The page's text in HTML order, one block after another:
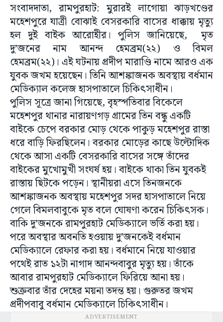
সংবাদদাতা, রামপুরহাট: মুরারই লাগোয়া ঝাড়খণ্ডের
মহেশপুরে যাত্রী বোঝাই বেসরকারি বাসের ধাক্কায় মৃত্যু
হল দুই বাইক আরোহীর। পুলিস জানিয়েছে, মৃত
দু’জনের নাম আনন্দ হেমব্রম(২২) ও বিমল
হেমব্রম(২২)। এই ঘটনায় প্রদীপ মারাণ্ডি নামে আরও এক
যুবক জখম হয়েছেন। তিনি আশঙ্কাজনক অবস্থায় বর্ধমান
মেডিক্যাল কলেজ হাসপাতালে চিকিৎসাধীন।
পুলিস সূত্রে জানা গিয়েছে, বৃহস্পতিবার বিকেলে
মহেশপুর থানার নারায়ণগড় গ্রামের তিন বন্ধু একটি
বাইকে চেপে বরকার মোড় থেকে পাকুড় মহেশপুর রাস্তা
ধরে বাড়ি ফিরছিলেন। বরকার মোড়ের কাছে উল্টোদিক
থেকে আসা একটি বেসরকারি বাসের সঙ্গে তাঁদের
বাইকের মুখোমুখী সংঘর্ষ হয়। বাইকে থাকা তিন যুবকই
রাস্তায় ছিটকে পড়েন। স্থানীয়রা এসে তিনজনকে
আশঙ্কাজনক অবস্থায় মহেশপুর সদর হাসপাতালে নিয়ে
গেলে বিমলবাবুকে মৃত বলে ঘোষণা করেন চিকিৎসক।
বাকি দু’জনকে রামপুরহাট মেডিক্যালে ভর্তি করা হয়।
পরে অবস্থার অবনতি হওয়ায় দু’জনকেই বর্ধমান
মেডিক্যালে রেফার করা হয়। বর্ধমানে নিয়ে যাওয়ার
পথেই রাত ১২টা নাগাদ আনন্দবাবুর মৃত্যু হয়। তাঁকে
আবার রামপুরহাট মেডিক্যালে ফিরিয়ে আনা হয়।
শুক্রবার তাঁর দেহের ময়না তদন্ত হয়। গুরুতর জখম
প্রদীপবাবু বর্ধমান মেডিক্যালে চিকিৎসাধীন।
ADVERTISEMENT